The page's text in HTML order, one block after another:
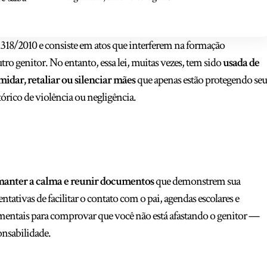
2010 e consiste em atos que interferem na formação
genitor. No entanto, essa lei, muitas vezes, tem sidousada de
retaliar ou silenciar mãesque apenas estão protegendo
de violência ou negligência.
a calma e reunir documentosque demonstrem sua
de facilitar o contato com o pai, agendas escolares e
para comprovar que você não está afastando o genitor —